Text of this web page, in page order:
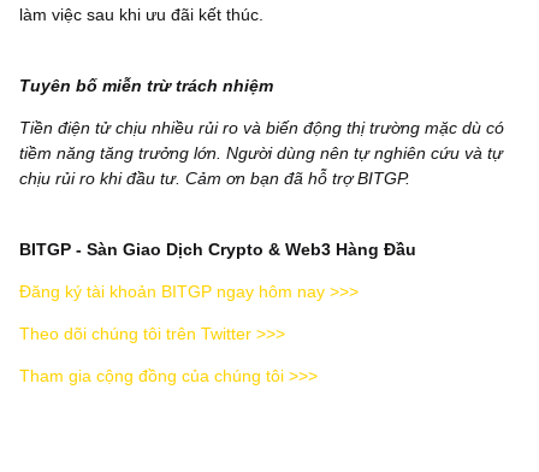
làm việc sau khi ưu đãi kết thúc.
Tuyên bố miễn trừ trách nhiệm
Tiền điện tử chịu nhiều rủi ro và biến động thị trường mặc dù có
tiềm năng tăng trưởng lớn. Người dùng nên tự nghiên cứu và tự
chịu rủi ro khi đầu tư. Cảm ơn bạn đã hỗ trợ BITGP.
BITGP - Sàn Giao Dịch Crypto & Web3 Hàng Đầu
Đăng ký tài khoản BITGP ngay hôm nay >>>
Theo dõi chúng tôi trên Twitter >>>
Tham gia cộng đồng của chúng tôi >>>